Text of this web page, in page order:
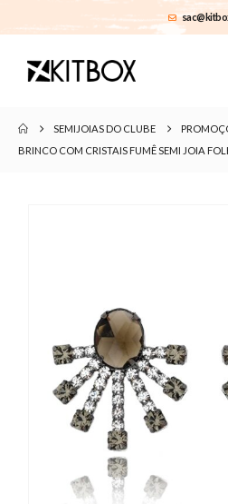
SEMIJOIAS DO CLUBE
BRINCO COM CRISTAIS FUMÊ SEMI JOIA